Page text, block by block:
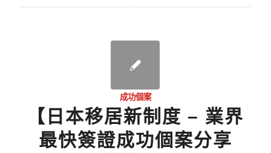
成功個案
【日本移居新制度 – 業界
最快簽證成功個案分享